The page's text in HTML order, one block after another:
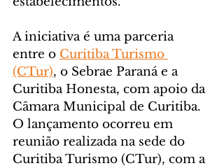
A iniciativa é uma parceria
entre o Curitiba Turismo
(CTur), o Sebrae Paraná e a
Curitiba Honesta, com apoio da
Câmara Municipal de Curitiba.
O lançamento ocorreu em
reunião realizada na sede do
Curitiba Turismo (CTur), com a